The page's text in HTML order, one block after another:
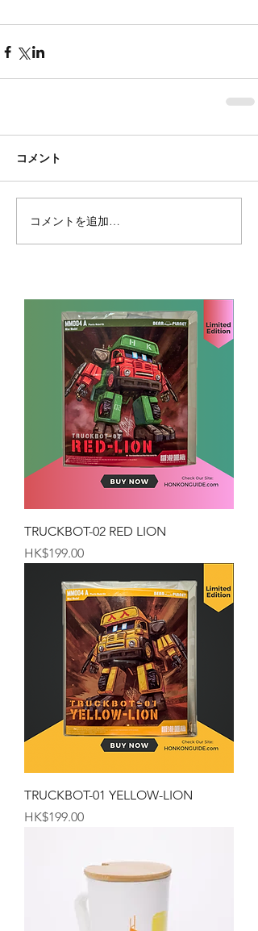
コメント
コメントを追加…
TRUCKBOT-02 RED LION
価格
HK$199.00
TRUCKBOT-01 YELLOW-LION
価格
HK$199.00